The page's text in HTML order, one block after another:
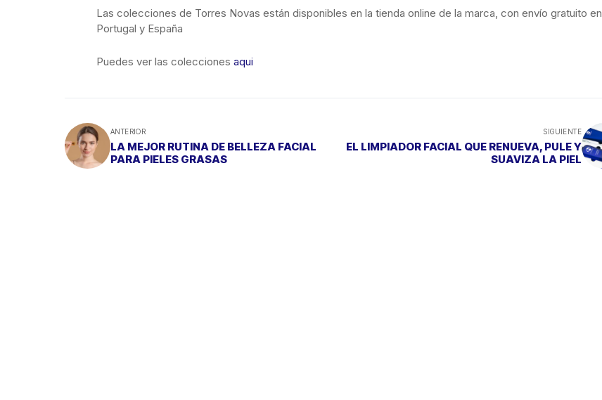
Las colecciones de Torres Novas están disponibles en la tienda online de la marca, con envío gratuito en
Portugal y España
Puedes ver las colecciones aqui
ANTERIOR
LA MEJOR RUTINA DE BELLEZA FACIAL
PARA PIELES GRASAS
SIGUIENTE
EL LIMPIADOR FACIAL QUE RENUEVA, PULE Y
SUAVIZA LA PIEL